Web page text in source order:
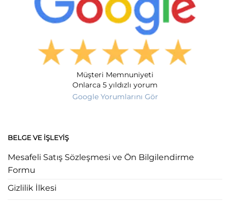
Müşteri Memnuniyeti
Onlarca 5 yıldızlı yorum
Google Yorumlarını Gör
BELGE VE İŞLEYIŞ
Mesafeli Satış Sözleşmesi ve Ön Bilgilendirme
Formu
Gizlilik İlkesi